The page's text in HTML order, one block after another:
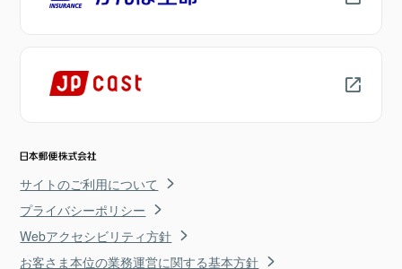
サイトのご利用について
プライバシーポリシー
Webアクセシビリティ方針
お客さま本位の業務運営に関する基本方針